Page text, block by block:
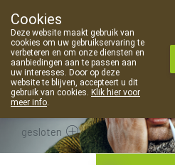
09 373 94 03
gesloten
Cookies
Deze website maakt gebruik van
cookies om uw gebruikservaring te
verbeteren en om onze diensten en
aanbiedingen aan te passen aan
uw interesses. Door op deze
website te blijven, accepteert u dit
gebruik van cookies. Klik hier voor
meer info.